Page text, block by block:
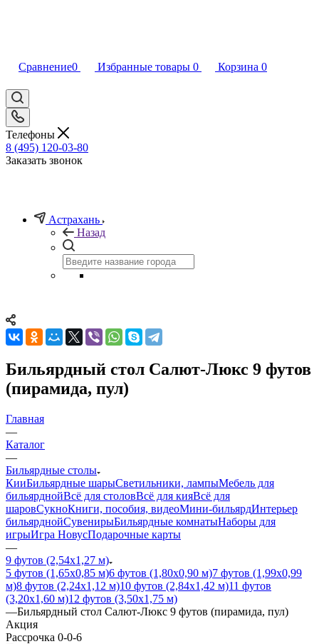
Сравнение0 Избранные товары 0 Корзина 0
Телефоны
8 (495) 120-03-80
Заказать звонок
Астрахань
Назад
Бильярдный стол Салют-Люкс 9 футов
(пирамида, пул)
Главная
—
Каталог
—
Бильярдные столы
КииБильярдные шарыСветильники, лампыМебель для
бильярднойВсё для столовВсё для кияВсё для
шаровСукноКниги, пособия, видеоМини-бильярдИнтерьер
бильярднойСувенирыБильярдные комнатыНаборы для
игрыИгра НовусПодарочные карты
—
9 футов (2,54х1,27 м)
5 футов (1,65х0,85 м)6 футов (1,80х0,90 м)7 футов (1,99х0,99
м)8 футов (2,24х1,12 м)10 футов (2,84х1,42 м)11 футов
(3,20х1,60 м)12 футов (3,50х1,75 м)
—Бильярдный стол Салют-Люкс 9 футов (пирамида, пул)
Акция
Рассрочка 0-0-6